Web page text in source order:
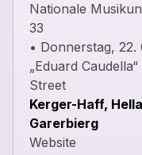
Nationale
33
• Donnerstag, 22.
„Eduard
Street
Kerger-Haff,
Garerbierg
Website